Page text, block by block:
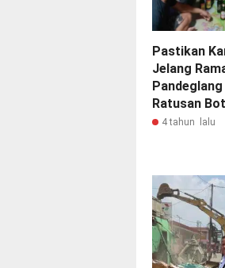
Pastikan
Jelang
Ratusan
4 tahun lalu